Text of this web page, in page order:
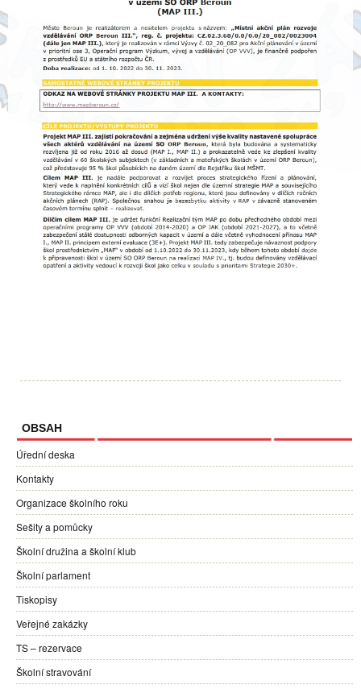
OBSAH
Úřední deska
Kontakty
Organizace školního roku
Sešity a pomůcky
Školní družina a školní klub
Školní parlament
Tiskopisy
Veřejné zakázky
TS – rezervace
Školní stravování